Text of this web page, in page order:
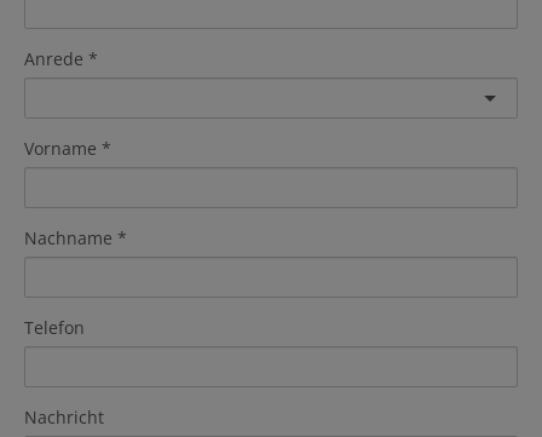
Anrede
Vorname
Nachname
Telefon
Nachricht